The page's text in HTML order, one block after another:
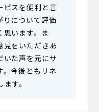
ビスを便利と言
りについて評価
思います。ま
見をいただきあ
いた声を元にサ
。今後ともリネ
す。